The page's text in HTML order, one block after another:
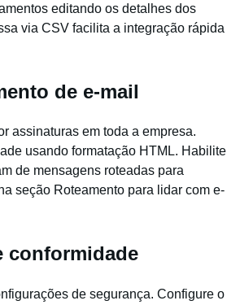
editando os detalhes dos
via CSV facilita a integração rápida
de e-mail
assinaturas em toda a empresa.
usando formatação HTML. Habilite
de mensagens roteadas para
seção Roteamento para lidar com e-
conformidade
de segurança. Configure o